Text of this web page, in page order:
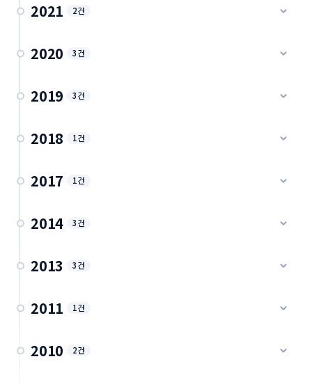
진학 가이드 · 2022
세미스터 학교와 리니어 학교의 차이
2021 2건
진학 가이드 · 2021
IGE 졸업생들의 대학 합격 현황 입니다.
2020 3건
추천서 가이드 · 2020
바이러스가 바꾼 ap, 토플 시험의 행운
눈으로 인한 휴교,휴원
2019 3건
진학 가이드 · 2019
아보츠포드 SJB 학부모 미팅 2편
알렉스호프 월넛그로브 HD 미들 학교 방문 (2019)
2018 1건
학부모 미팅 · 2018
2017 1건
학부모 미팅 · 2017
2014 3건
홈스테이 · 2014
IGE 학생 다양한 액티비티 순간 (2014)
IGE 교육원 수업 풍경 (2007~2014)
2013 3건
학교 사례 · 2013
IGE 관리형 — 랭리 LFAS 기독교사립 (2013)
2011 1건
액티비티 · 2011
2010 2건